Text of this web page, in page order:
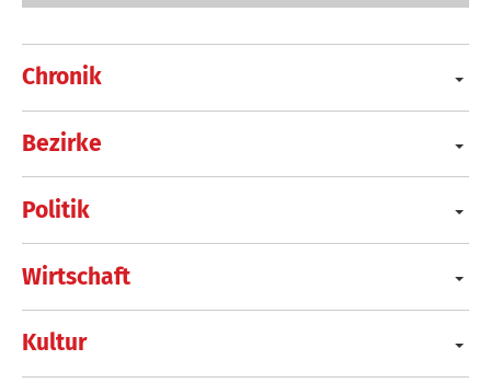
Chronik
Bezirke
Politik
Wirtschaft
Kultur